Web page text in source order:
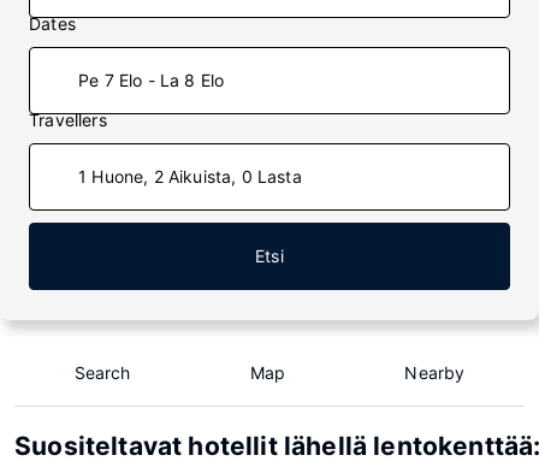
Dates
Pe 7 Elo - La 8 Elo
Travellers
1 Huone, 2 Aikuista, 0 Lasta
Etsi
Search Map Nearby
Suositeltavat hotellit lähellä